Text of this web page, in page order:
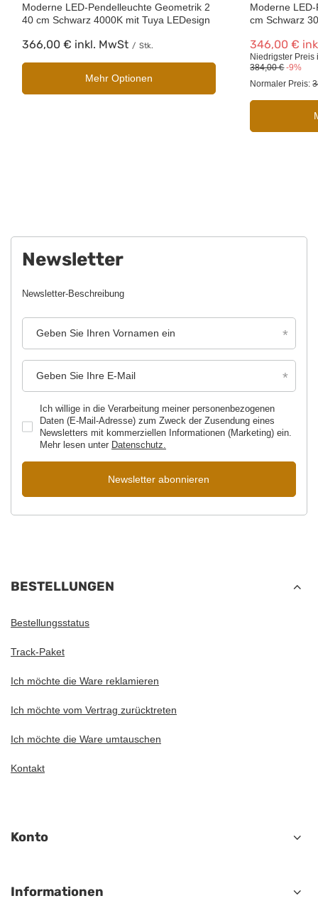
Moderne LED-Pendelleuchte Geometrik 2
40 cm Schwarz 4000K mit Tuya LEDesign
366,00 € inkl. MwSt / Stk.
Mehr Optionen
Moderne
cm Schwarz
346,00 €
Niedrigster Preis
384,00 € -9%
Normaler Preis:
Newsletter
Newsletter-Beschreibung
Geben Sie Ihren Vornamen ein
Geben Sie Ihre E-Mail
Ich willige in die Verarbeitung meiner personenbezogenen
Daten (E-Mail-Adresse) zum Zweck der Zusendung eines
Newsletters mit kommerziellen Informationen (Marketing) ein.
Mehr lesen unter Datenschutz.
Newsletter abonnieren
BESTELLUNGEN
Bestellungsstatus
Track-Paket
Ich möchte die Ware reklamieren
Ich möchte vom Vertrag zurücktreten
Ich möchte die Ware umtauschen
Kontakt
Konto
Informationen